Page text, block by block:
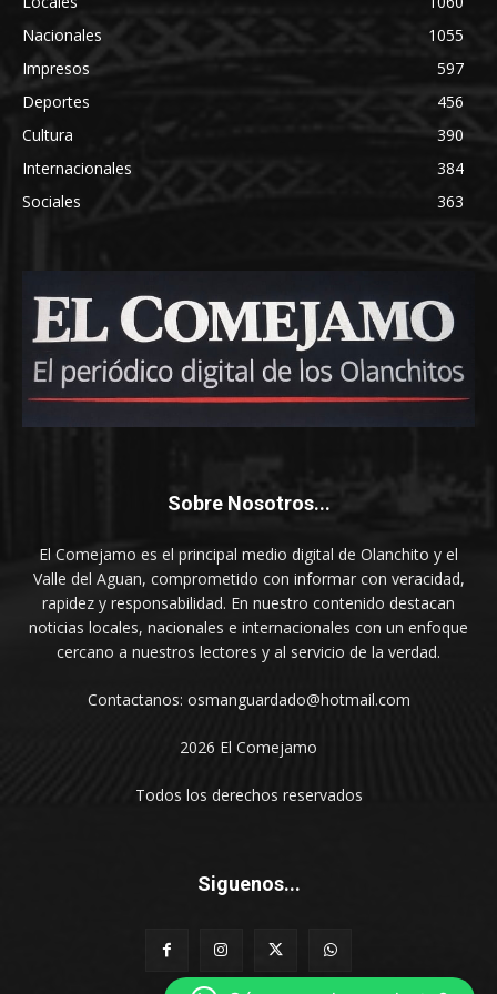
Nacionales
1055
Impresos
597
Deportes
456
Cultura
390
Internacionales
384
Sociales
363
Sobre Nosotros...
El Comejamo es el principal medio digital de Olanchito y el
Valle del Aguan, comprometido con informar con veracidad,
rapidez y responsabilidad. En nuestro contenido destacan
noticias locales, nacionales e internacionales con un enfoque
cercano a nuestros lectores y al servicio de la verdad.
Contactanos: osmanguardado@hotmail.com
2026 El Comejamo
Todos los derechos reservados
Siguenos...